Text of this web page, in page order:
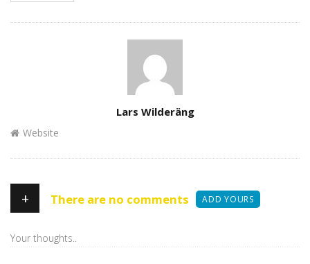
Lars Wilderäng
Website
+ There are no comments ADD YOURS